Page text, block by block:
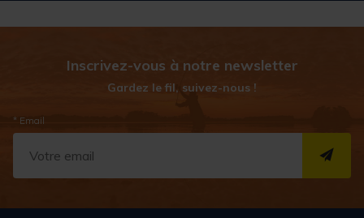
Inscrivez-vous à notre newsletter
Gardez le fil, suivez-nous !
* Email